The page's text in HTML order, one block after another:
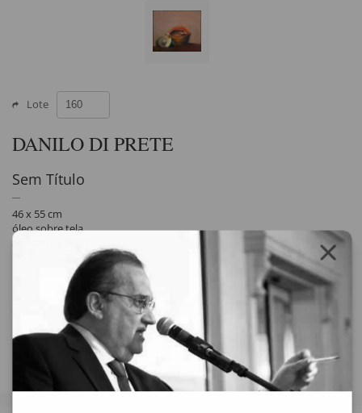
Lote
DANILO DI PRETE
Sem Título
46 x 55 cm
óleo sobre tela
Compartilhar